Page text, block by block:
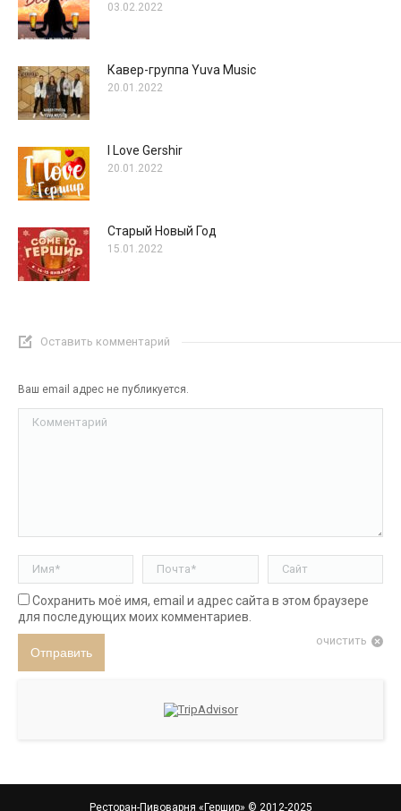
03.02.2022
Кавер-группа Yuva Music
20.01.2022
I Love Gershir
20.01.2022
Старый Новый Год
15.01.2022
Оставить комментарий
Ваш email адрес не публикуется.
Комментарий
Имя * Почта * Сайт
Сохранить моё имя, email и адрес сайта в этом браузере
для последующих моих комментариев.
очистить
Отправить
Ресторан-Пивоварня «Гершир» © 2012-2025